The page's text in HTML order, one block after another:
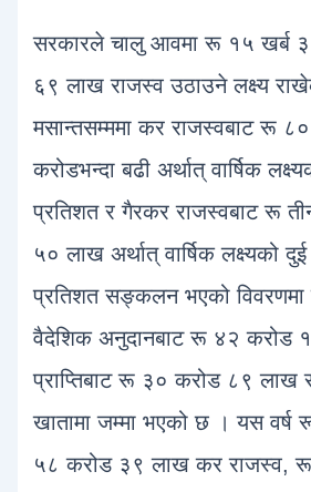
सरकारले चालु आवमा रू १५ खर्ब
६९ लाख राजस्व उठाउने लक्ष्य
मसान्तसम्ममा कर राजस्वबाट रू
करोडभन्दा बढी अर्थात् वार्षिक
प्रतिशत र गैरकर राजस्वबाट रू
५० लाख अर्थात् वार्षिक लक्ष्यको
प्रतिशत सङ्कलन भएको
वैदेशिक अनुदानबाट रू ४२ करोड
प्राप्तिबाट रू ३० करोड ८९ लाख
खातामा जम्मा भएको छ । यस वर्ष
५८ करोड ३९ लाख कर राजस्व,